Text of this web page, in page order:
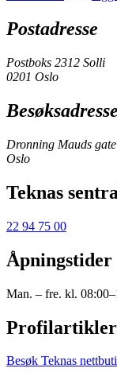
Postadresse
Postboks 2312 Solli
0201 Oslo
Besøksadresse
Dronning Mauds
Oslo
Teknas
22 94 75 00
Åpningstider
Man. – fre. kl.
Profilartikler
Besøk Teknas